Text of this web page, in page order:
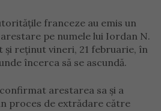
franceze au emis un
pe numele lui Iordan N.
și reținut vineri, 21 februarie, în
încerca să se ascundă.
arestarea sa și a
proces de extrădare către